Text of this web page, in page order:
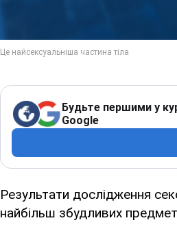
Будьте першими у
Google
Результати дослідження
найбільш збудливих